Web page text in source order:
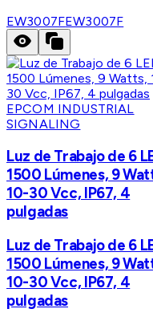
EW3007FEW3007F
EPCOM INDUSTRIAL
SIGNALING
Luz de Trabajo de 6
1500 Lúmenes, 9
10-30 Vcc, IP67, 4
pulgadas
Luz de Trabajo de 6
1500 Lúmenes, 9
10-30 Vcc, IP67, 4
pulgadas